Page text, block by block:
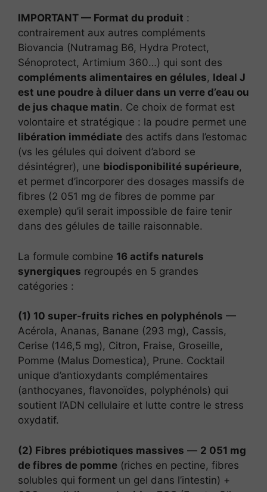
IMPORTANT — Format du produit :
contrairement aux autres compléments
Biovancia (Nutramag B6, Hydra Protect,
Sénoprotect, Artimium 360…) qui sont des
compléments alimentaires en gélules, Ideal J
est une poudre à diluer dans un verre d’eau ou
de jus chaque matin. Ce choix de format est
volontaire et stratégique : la poudre permet une
libération immédiate des actifs dans l’estomac
(vs les gélules qui doivent d’abord se
désintégrer), une biodisponibilité supérieure,
et permet d’incorporer des dosages massifs de
fibres (2 051 mg de fibres de pomme par
exemple) qu’il serait impossible de faire tenir
dans des gélules de taille raisonnable.
La formule combine 16 actifs naturels
synergiques regroupés en 5 grandes
catégories :
(1) 10 super-fruits riches en polyphénols —
Acérola, Ananas, Banane (293 mg), Cassis,
Cerise (146,5 mg), Citron, Fraise, Groseille,
Pomme (Malus Domestica), Prune. Cocktail
unique d’antioxydants complémentaires
(anthocyanes, flavonoïdes, polyphénols) qui
soutient l’ADN cellulaire et lutte contre le stress
oxydatif.
(2) Fibres prébiotiques massives — 2 051 mg
de fibres de pomme (riches en pectine, fibres
solubles qui forment un gel dans l’intestin) +